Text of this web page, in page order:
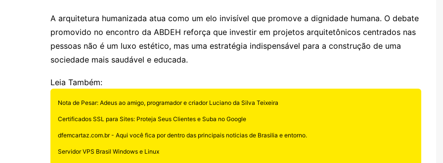
A arquitetura humanizada atua como um elo invisível que promove a dignidade humana. O debate
promovido no encontro da ABDEH reforça que investir em projetos arquitetônicos centrados nas
pessoas não é um luxo estético, mas uma estratégia indispensável para a construção de uma
sociedade mais saudável e educada.
Leia Também:
Nota de Pesar: Adeus ao amigo, programador e criador Luciano da Silva Teixeira
Certificados SSL para Sites: Proteja Seus Clientes e Suba no Google
dfemcartaz.com.br - Aqui você fica por dentro das principais noticias de Brasilia e entorno.
Servidor VPS Brasil Windows e Linux